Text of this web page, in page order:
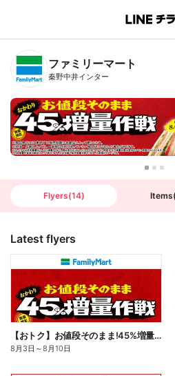
B
n
T
ファミリーマート
秦野中井インター
Flyers(14) Items(
Latest flyers
【おトク】お値段そのまま!45%増量作戦!
8月3日 ～8月10日